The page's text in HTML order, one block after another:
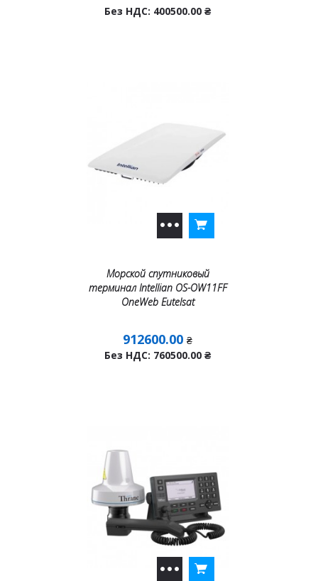
Без НДС: 400500.00 ₴
Морской спутниковый
терминал Intellian ОS-OW11FF
OneWeb Eutelsat
912600.00 ₴
Без НДС: 760500.00 ₴